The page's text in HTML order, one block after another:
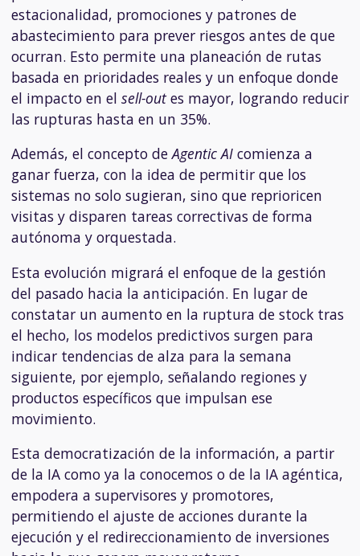
estacionalidad, promociones y patrones de
abastecimiento para prever riesgos antes de que
ocurran. Esto permite una planeación de rutas
basada en prioridades reales y un enfoque donde
el impacto en el sell-outes mayor, logrando reducir
las rupturas hasta en un 35%.
Además, el concepto deAgentic AI comienza a
ganar fuerza, con la idea de permitir que los
sistemas no solo sugieran, sino que reprioricen
visitas y disparen tareas correctivas de forma
autónoma y orquestada.
Esta evolución migrará el enfoque de la gestión
del pasado hacia la anticipación. En lugar de
constatar un aumento en la ruptura de stock tras
el hecho, los modelos predictivos surgen para
indicar tendencias de alza para la semana
siguiente, por ejemplo, señalando regiones y
productos específicos que impulsan ese
movimiento.
Esta democratización de la información, a partir
de la IA como ya la conocemos o de la IA agéntica,
empodera a supervisores y promotores,
permitiendo el ajuste de acciones durante la
ejecución y el redireccionamiento de inversiones